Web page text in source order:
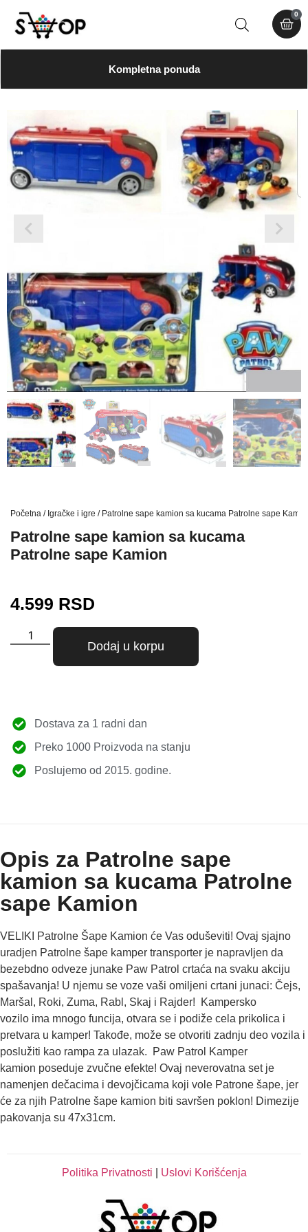
0
Kompletna ponuda
Početna / Igračke i igre / Patrolne sape kamion sa kucama Patrolne sape
Patrolne sape kamion sa kucama
Patrolne sape Kamion
4.599 RSD
Dodaj u korpu
Dostava za 1 radni dan
Preko 1000 Proizvoda na stanju
Poslujemo od 2015. godine.
Opis za Patrolne sape
kamion sa kucama Patrolne
sape Kamion
VELIKI Patrolne Šape Kamion će Vas oduševiti! Ovaj sjajno
uradjen Patrolne šape kamper transporter je napravljen da
bezebdno odveze junake Paw Patrol crtaća na svaku akciju
spašavanja! U njemu se voze vaši omiljeni crtani junaci: Čejs,
Maršal, Roki, Zuma, Rabl, Skaj i Rajder! Kampersko
vozilo ima mnogo funcija, otvara se i podiže cela prikolica i
pretvara u kamper! Takođe, može se otvoriti zadnju deo vozila i
poslužiti kao rampa za ulazak. Paw Patrol Kamper
kamion poseduje zvučne efekte! Ovaj neverovatna set je
namenjen dečacima i devojčicama koji vole Patrone šape, jer
će za njih Patrolne šape kamion biti savršen poklon! Dimezije
pakovanja su 47x31cm.
Politika Privatnosti Uslovi Korišćenja